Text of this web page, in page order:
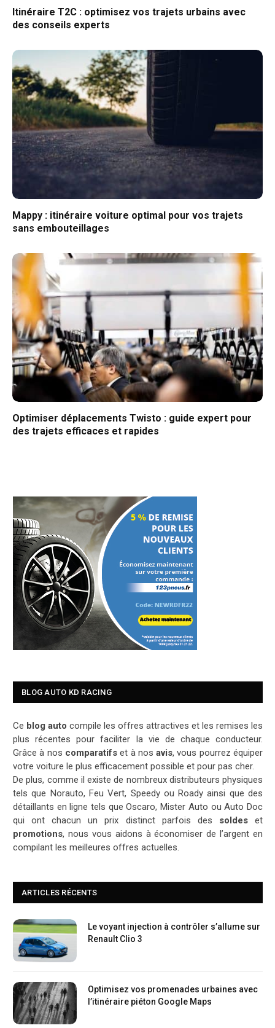
Itinéraire T2C : optimisez vos trajets urbains avec
des conseils experts
Mappy : itinéraire voiture optimal pour vos trajets
sans embouteillages
Optimiser déplacements Twisto : guide expert pour
des trajets efficaces et rapides
BLOG AUTO KD RACING
Ce blog auto compile les offres attractives et les remises les
plus récentes pour faciliter la vie de chaque conducteur.
Grâce à nos comparatifset à nosavis, vous pourrez équiper
votre voiture le plus efficacement possible et pour pas cher.
De plus, comme il existe de nombreux distributeurs physiques
tels que Norauto, Feu Vert, Speedy ou Roady ainsi que des
détaillants en ligne tels que Oscaro, Mister Auto ou Auto Doc
qui ont chacun un prix distinct parfois des soldeset
promotions, nous vous aidons à économiser de l’argent en
compilant les meilleures offres actuelles.
ARTICLES RÉCENTS
Le voyant injection à contrôler s’allume sur
Renault Clio 3
Optimisez vos promenades urbaines avec
l’itinéraire piéton Google Maps